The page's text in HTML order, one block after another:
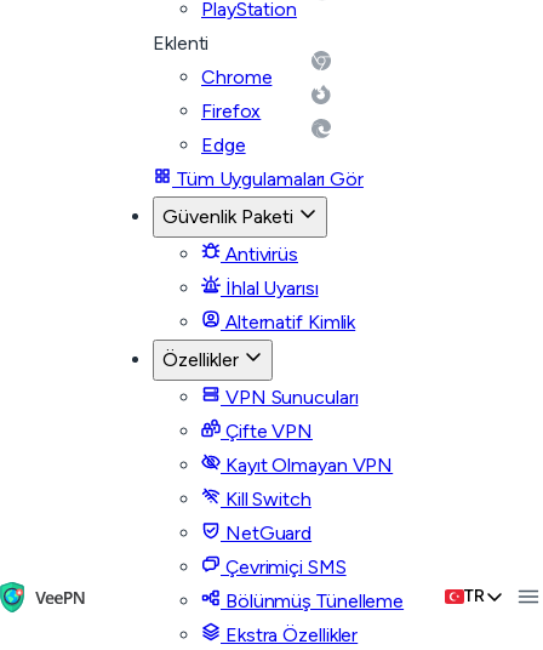
PlayStation
Eklenti
Chrome
Firefox
Edge
Tüm Uygulamaları Gör
Güvenlik Paketi
Antivirüs
İhlal Uyarısı
Alternatif Kimlik
Özellikler
VPN Sunucuları
Çifte VPN
Kayıt Olmayan VPN
Kill Switch
NetGuard
Çevrimiçi SMS
Bölünmüş Tünelleme
Ekstra Özellikler
TR